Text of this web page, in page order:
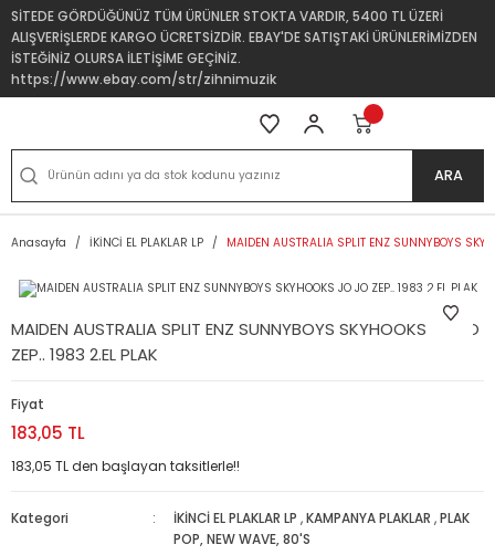
SİTEDE GÖRDÜĞÜNÜZ TÜM ÜRÜNLER STOKTA VARDIR, 5400 TL ÜZERİ
ALIŞVERİŞLERDE KARGO ÜCRETSİZDİR. EBAY'DE SATIŞTAKİ ÜRÜNLERİMİZDEN
İSTEĞİNİZ OLURSA İLETİŞİME GEÇİNİZ.
https://www.ebay.com/str/zihnimuzik
ARA
Anasayfa İKİNCİ EL PLAKLAR LP MAIDEN AUSTRALIA SPLIT ENZ SUNNYBOYS
MAIDEN AUSTRALIA SPLIT ENZ SUNNYBOYS SKYHOOKS JO JO
ZEP.. 1983 2.EL PLAK
Fiyat
183,05 TL
183,05 TL den başlayan taksitlerle!!
Kategori İKİNCİ EL PLAKLAR LP ,KAMPANYA PLAKLAR ,PLAK
POP, NEW WAVE, 80'S